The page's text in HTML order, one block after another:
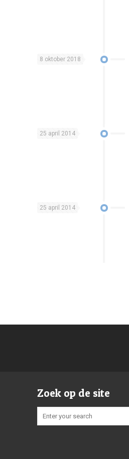
8 oktober 2018
25 april 2014
25 april 2014
Zoek op de site